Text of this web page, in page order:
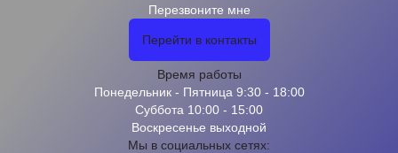
Перезвоните мне
Перейти в контакты
Время работы
Понедельник - Пятница 9:30 - 18:00
Суббота 10:00 - 15:00
Воскресенье выходной
Мы в социальных сетях: